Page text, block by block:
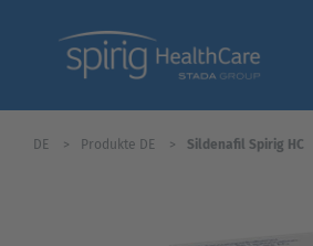
DE Produkte DE Sildenafil Spirig HC